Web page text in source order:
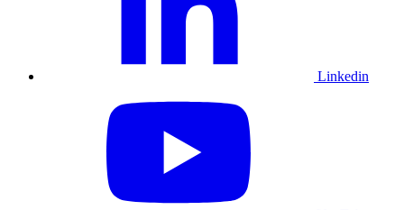
Linkedin